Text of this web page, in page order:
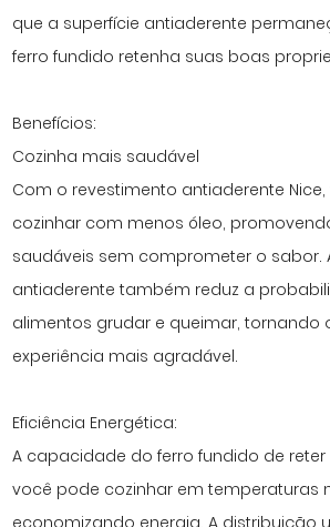
que a superfície antiaderente
ferro fundido retenha suas boas
Benefícios:
Cozinha mais saudável
Com o revestimento antiaderente
cozinhar com menos óleo,
saudáveis ​​sem comprometer o sabor.
antiaderente também reduz a
alimentos grudar e queimar, tornando
experiência mais agradável.
Eficiência Energética:
A capacidade do ferro fundido de
você pode cozinhar em temperaturas
economizando energia. A distribuição